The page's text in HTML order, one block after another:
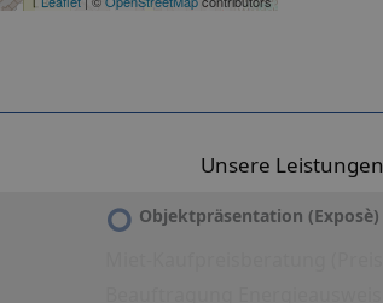
Unsere Leistungen
Objektpräsentation (Exposè)